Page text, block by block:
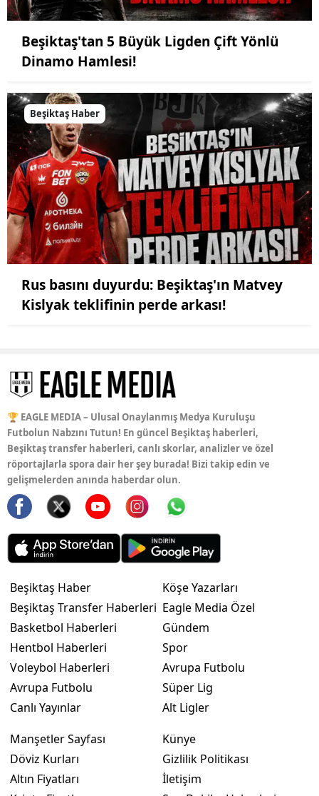
Beşiktaş'tan 5 Büyük Ligden Çift Yönlü
Dinamo Hamlesi!
Beşiktaş Haber
Rus basını duyurdu: Beşiktaş'ın Matvey
Kislyak teklifinin perde arkası!
🏆 EAGLE MEDIA – Ulusal Onaylanmış Medya Kuruluşu
Futbolun Nabzını Tutun! En güncel Beşiktaş haberleri,
Beşiktaş transfer haberleri, canlı skorlar, analizler ve özel
röportajlarla spora dair her şey burada! Bizi takip edin ve
gelişmelerden anında haberdar olun.
Beşiktaş Haber
Beşiktaş Transfer Haberleri
Basketbol Haberleri
Hentbol Haberleri
Voleybol Haberleri
Avrupa Futbolu
Canlı Yayınlar
Köşe Yazarları
Eagle Media Özel
Gündem
Spor
Avrupa Futbolu
Süper Lig
Alt Ligler
Manşetler Sayfası
Döviz Kurları
Altın Fiyatları
Künye
Gizlilik Politikası
İletişim